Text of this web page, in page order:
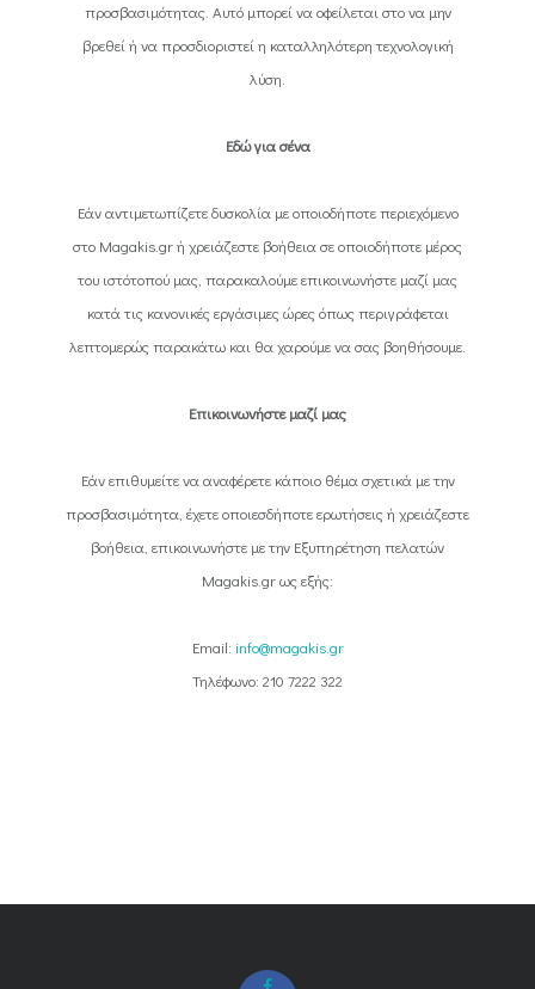
προσβασιμότητας. Αυτό μπορεί να οφείλεται στο να μην
βρεθεί ή να προσδιοριστεί η καταλληλότερη τεχνολογική
λύση.
Εδώ για σένα
Εάν αντιμετωπίζετε δυσκολία με οποιοδήποτε περιεχόμενο
στο Magakis.gr ή χρειάζεστε βοήθεια σε οποιοδήποτε μέρος
του ιστότοπού μας, παρακαλούμε επικοινωνήστε μαζί μας
κατά τις κανονικές εργάσιμες ώρες όπως περιγράφεται
λεπτομερώς παρακάτω και θα χαρούμε να σας βοηθήσουμε.
Επικοινωνήστε μαζί μας
Εάν επιθυμείτε να αναφέρετε κάποιο θέμα σχετικά με την
προσβασιμότητα, έχετε οποιεσδήποτε ερωτήσεις ή χρειάζεστε
βοήθεια, επικοινωνήστε με την Εξυπηρέτηση πελατών
Magakis.gr ως εξής:
Email: info@magakis.gr
Τηλέφωνο: 210 7222 322